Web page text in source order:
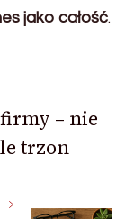
jako całość.
firmy – nie
trzon